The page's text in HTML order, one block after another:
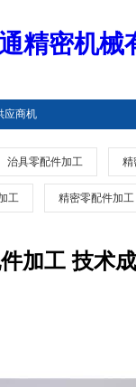
精密机械
应商机
治具零配件加工 精
工 精密零配件加工
加工 技术